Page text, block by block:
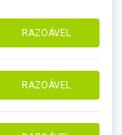
RAZOÁVEL
RAZOÁVEL